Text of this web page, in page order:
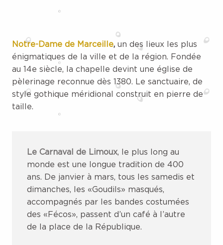
Notre-Dame de Marceille, un des lieux les plus
énigmatiques de la ville et de la région. Fondée
au 14e siècle, la chapelle devint une église de
pèlerinage reconnue dès 1380. Le sanctuaire, de
style gothique méridional construit en pierre de
taille.
Le Carnaval de Limoux, le plus long au
monde est une longue tradition de 400
ans. De janvier à mars, tous les samedis et
dimanches, les «Goudils» masqués,
accompagnés par les bandes costumées
des «Fécos», passent d’un café à l’autre
de la place de la République.